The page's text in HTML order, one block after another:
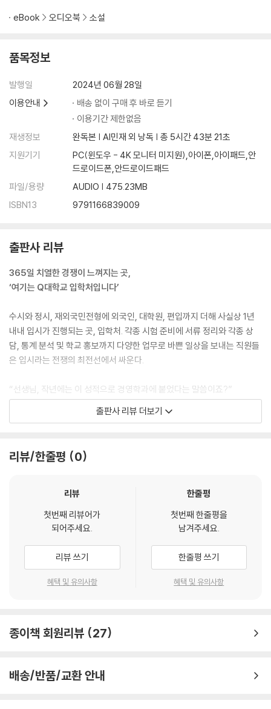
eBook 오디오북 소설
품목정보
발행일
2024년 06월 28일
이용안내
배송 없이 구매 후 바로 듣기
이용기간 제한없음
재생정보
완독본 | AI민재 외 낭독 | 총 5시간 43분 21초
지원기기
PC(윈도우 - 4K 모니터 미지원),아이폰,아이패드,안
드로이드폰,안드로이드패드
파일/용량
AUDIO | 475.23MB
ISBN13
9791166839009
출판사 리뷰
365일 치열한 경쟁이 느껴지는 곳,
‘여기는 Q대학교 입학처입니다’
수시와 정시, 재외국민전형에 외국인, 대학원, 편입까지 더해 사실상 1년
내내 입시가 진행되는 곳, 입학처. 각종 시험 준비에 서류 정리와 각종 상
담, 통계 분석 및 학교 홍보까지 다양한 업무로 바쁜 일상을 보내는 직원들
은 입시라는 전쟁의 최전선에서 싸운다.
“선생님, 작년에는 이 성적으로 경영학과에 붙었다는 말씀이죠?”
“딸아이 원서를 작성하고 있는데요. 자기소개서는 어디에 입력하라는 건
않다. 아침부터 여자 친구의 헤어지자는 메시지를 받은 신입사원 최성관에
로 감시하는 한덕수 입학처장, 상사의 말이라면 무조건 따르는 예스맨 오
바짝 곤두서 있는 장대현 차장과 경지혜 주임, 사내 연애에 위기가 찾아온
이원석 대리와 안수현, 현실의 벽에 부딪쳐 이민을 고려 중인 재외국민 입
시 담당 김지민 과장 등. 각자 삶의 자리에서 현실적인 고민들을 안고 고군
분투 중인 그들은 어떻게 이 문제들을 헤쳐나갈까?
입시는 제로섬게임처럼 결괏값이 정해져 있다. ‘합격’ 아니면 ‘불합격’. 그
니까. 입학처 사람들은 모든 일에 신중을 기하고 군인의 마음으로 하루하
출판사 리뷰 더보기
리뷰/한줄평 0
리뷰
첫번째 리뷰어가
되어주세요.
리뷰 쓰기
혜택 및 유의사항
한줄평
첫번째 한줄평을
남겨주세요.
한줄평 쓰기
혜택 및 유의사항
종이책 회원리뷰 27
배송/반품/교환 안내